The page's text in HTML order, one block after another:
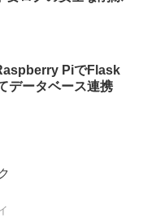
PiでFlask
データベース連携